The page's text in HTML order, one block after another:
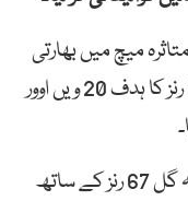
میچ میں بھارتی
ٹیم نے نیپال کی جانب سے دیا گیا 145 رنز کا ہدف 20 ویں اوور
بھارتی کپتان روہت شرما نے 74 جب کہ گل 67 رنز کے ساتھ